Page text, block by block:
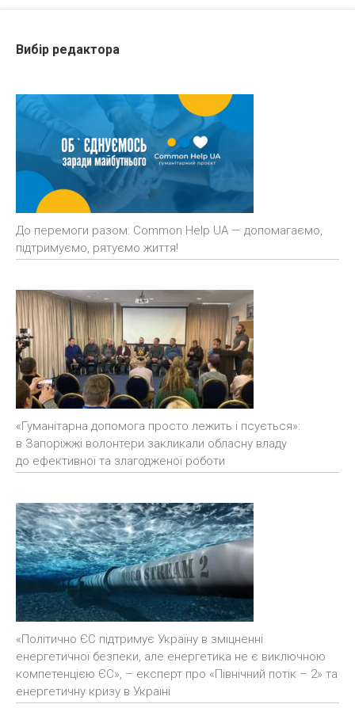
Вибір редактора
До перемоги разом: Common Help UA — допомагаємо,
підтримуємо, рятуємо життя!
«Гуманітарна допомога просто лежить і псується»:
в Запоріжжі волонтери закликали обласну владу
до ефективної та злагодженої роботи
«Політично ЄС підтримує Україну в зміцненні
енергетичної безпеки, але енергетика не є виключною
компетенцією ЄС», – експерт про «Північний потік – 2» та
енергетичну кризу в Україні